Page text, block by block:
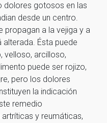
dolores gotosos en las
desde un centro.
propagan a la vejiga y a
alterada. Ésta puede
velloso, arcilloso,
puede ser rojizo,
pero los dolores
la indicación
remedio
y reumáticas,